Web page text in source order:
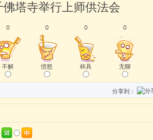
佛塔寺举行上师供法会
0
不解
0
愤怒
0
杯具
0
无聊
分享到：